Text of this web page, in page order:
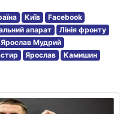
Київ
Facebook
апарат
Лінія фронту
Ярослав Мудрий
Ярослав Камишин